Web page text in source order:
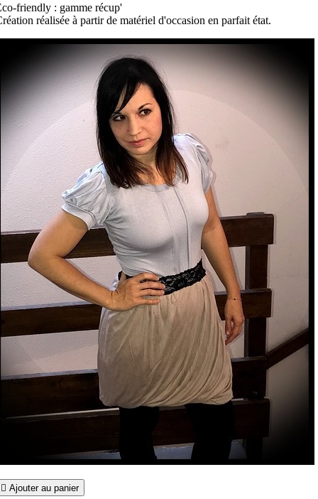
friendly : gamme récup'
réalisée à partir de matériel d'occasion en parfait état.
 Ajouter au panier